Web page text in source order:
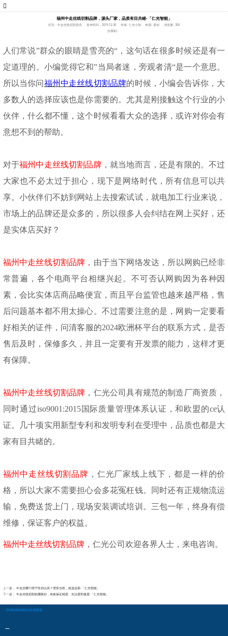
福州中走丝线切割品牌，源头厂家，品质有目共睹-「仁光智能」
栏目：中走丝线切割资讯 发布时间：2019-12-30 作者: 仁光小胡 来源: 原创
浏览量: 356
分享到：
人们常说”群众的眼睛是雪亮的“，这句话在很多时候还是有一
定道理的。小编觉得它和”当局者迷，旁观者清“是一个意思。
所以当你问福州中走丝线切割品牌的时候，小编会告诉你，大
多数人的选择应该也是你需要的。尤其是刚接触这个行业的小
伙伴，什么都不懂，这个时候看看大众的选择，或许对你会有
意想不到的帮助。
对于福州中走丝线切割品牌，就当地而言，还是有限的。不过
大家也不必太过于担心，现下是网络时代，所有信息可以共
享。小伙伴们不妨到网站上去搜索试试，就电加工行业来说，
市场上的品牌还是众多的，所以很多人会纠结在网上买好，还
是实体店买好？
福州中走丝线切割品牌 ， 由于当下网络发达 ， 所以 网购已经非
常普遍，各个电商平台相继兴起。不可否认网购因为各种因
素， 会比实体店商品略便宜，而且平台监管也越来越严格，售
后问题基本都不用太操心。不过需要注意的是，网购一定要看
好相关的证件，问清客服的2024欧洲杯平台的联系方式，是否
售后及时，保修多久， 并且 一定要有开发票的能力，这样才更
有保障。
福州中走丝线切割品牌 ，仁光公司具有规范的制造厂商资质，
同时通过iso9001:2015国际质量管理体系认证 ，和欧盟的ce认
证。 几十项实用新型专利和发明专利 在受理中，品质也都是大
家有目共睹的。
福州中走丝线切割品牌 ，仁光厂家线上线下 ，都是一样的价
格，所以大家不需要担心会多花冤枉钱。 同时还有正规物流运
输，免费送货上门，现场安装调试培训。三包一年，终身有偿
维修，保证客户的权益。
福州中走丝线切割品牌，仁光公司欢迎各界人士，来电咨询。
上一篇： 中走丝哪个牌子性价比高？理所当然，就选这家-「仁光智能」
下一篇： 中走丝线切割机哪家好，有效保证精度、光洁度和速度-「仁光智能」
2024欧洲杯网投的友情链接：